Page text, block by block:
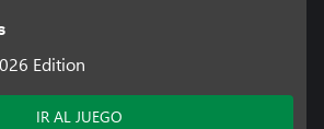
Edition
IR AL JUEGO